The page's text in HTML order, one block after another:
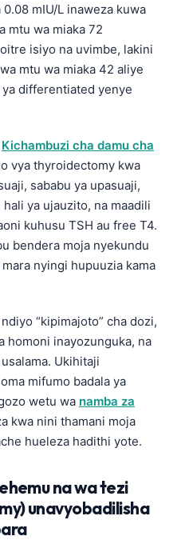
mIU/L inaweza kuwa
mtu wa miaka 72
isiyo na uvimbe, lakini
mtu wa miaka 42 aliye
ya differentiated yenye
Kichambuzi cha damu cha
vya thyroidectomy kwa
sababu ya upasuaji,
ya ujauzito, na maadili
kuhusu TSH au free T4.
bendera moja nyekundu
nyingi hupuuzia kama
“kipimajoto” cha dozi,
homoni inayozunguka, na
Ukihitaji
mifumo badala ya
wetu wa namba za
kwa nini thamani moja
hueleza hadithi yote.
na wa tezi
unavyobadilisha